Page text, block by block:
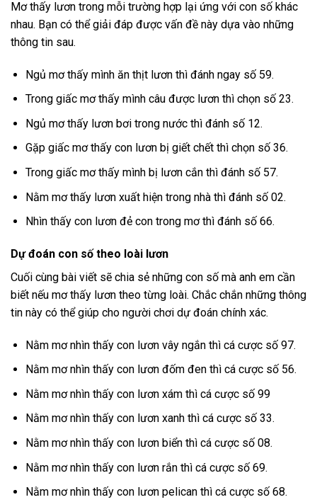
Mơ thấy lươn trong mỗi trường hợp lại ứng với con số khác
nhau. Bạn có thể giải đáp được vấn đề này dựa vào những
thông tin sau.
Ngủ mơ thấy mình ăn thịt lươn thì đánh ngay số 59.
Trong giấc mơ thấy mình câu được lươn thì chọn số 23.
Ngủ mơ thấy lươn bơi trong nước thì đánh số 12.
Gặp giấc mơ thấy con lươn bị giết chết thì chọn số 36.
Trong giấc mơ thấy mình bị lươn cắn thì đánh số 57.
Nằm mơ thấy lươn xuất hiện trong nhà thì đánh số 02.
Nhìn thấy con lươn đẻ con trong mơ thì đánh số 66.
Dự đoán con số theo loài lươn
Cuối cùng bài viết sẽ chia sẻ những con số mà anh em cần
biết nếu mơ thấy lươn theo từng loài. Chắc chắn những thông
tin này có thể giúp cho người chơi dự đoán chính xác.
Nằm mơ nhìn thấy con lươn vây ngắn thì cá cược số 97.
Nằm mơ nhìn thấy con lươn đốm đen thì cá cược số 56.
Nằm mơ nhìn thấy con lươn xám thì cá cược số 99
Nằm mơ nhìn thấy con lươn xanh thì cá cược số 33.
Nằm mơ nhìn thấy con lươn biển thì cá cược số 08.
Nằm mơ nhìn thấy con lươn rắn thì cá cược số 69.
Nằm mơ nhìn thấy con lươn pelican thì cá cược số 68.